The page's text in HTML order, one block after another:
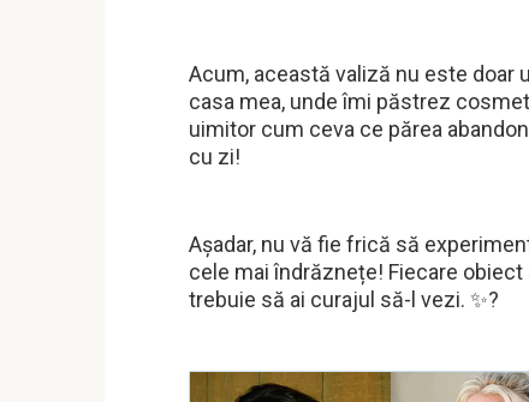
Acum, această valiză nu este doar
casa mea, unde îmi păstrez
uimitor cum ceva ce părea
cu zi!
Așadar, nu vă fie frică să
cele mai îndrăznețe! Fiecare
trebuie să ai curajul să-l vezi. ✨?